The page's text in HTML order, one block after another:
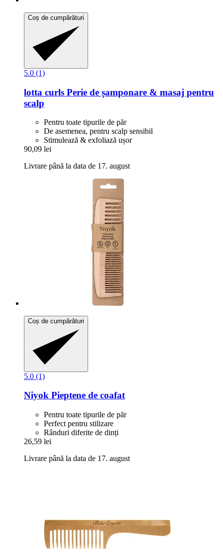
Coș de cumpărături
5.0 (1)
lotta curls Perie de șamponare & masaj pentru
scalp
Pentru toate tipurile de păr
De asemenea, pentru scalp sensibil
Stimulează & exfoliază ușor
90,09 lei
Livrare până la data de 17. august
Coș de cumpărături
5.0 (1)
Niyok Pieptene de coafat
Pentru toate tipurile de păr
Perfect pentru stilizare
Rânduri diferite de dinți
26,59 lei
Livrare până la data de 17. august